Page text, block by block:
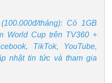
tháng): Có 1GB
World Cup trên TV360 +
TikTok, YouTube,
nhật tin tức và tham gia